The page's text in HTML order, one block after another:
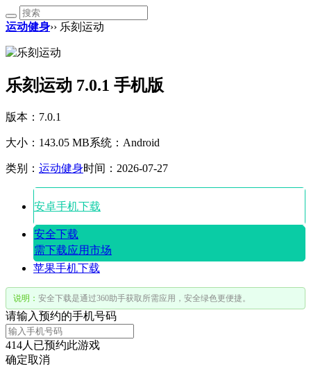
运动健身›› 乐刻运动
乐刻运动 7.0.1 手机版
版本：7.0.1
大小：143.05 MB系统：Android
类别： 运动健身时间：2026-07-27
安卓手机下载
安全下载
需下载应用市场
苹果手机下载
说明： 安全下载是通过360助手获取所需应用，安全绿色更便捷。
请输入预约的手机号码
414人已预约此游戏
确定取消